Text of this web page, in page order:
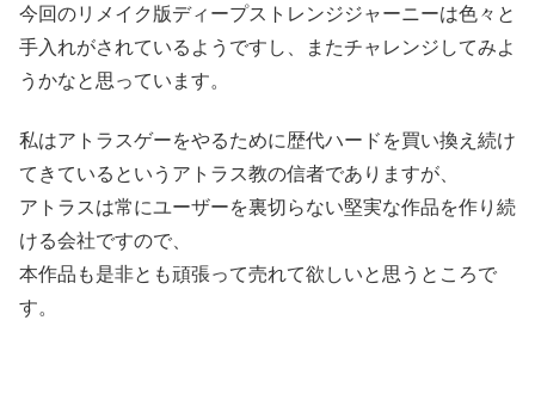
今回のリメイク版ディープストレンジジャーニーは色々と
手入れがされているようですし、またチャレンジしてみよ
うかなと思っています。
私はアトラスゲーをやるために歴代ハードを買い換え続け
てきているというアトラス教の信者でありますが、
アトラスは常にユーザーを裏切らない堅実な作品を作り続
ける会社ですので、
本作品も是非とも頑張って売れて欲しいと思うところで
す。